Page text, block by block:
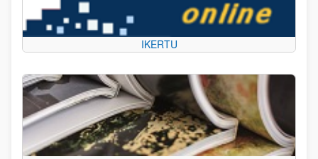
IKERTU